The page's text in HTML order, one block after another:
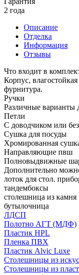
2 года
Описание
Отделка
Информация
Отзывы
Что входит в
Корпус,
фурнитура.
Ручки
Различные варианты
Петли
С доводчиком или
Сушка для посуды
Хромированная
Направляющие пвш
Полновыдвижные
Дополнительно
лоток для стол.
тандембоксы
столешница из камня
бутылочница
ЛДСП
Полотно АГТ (МДФ)
Пластик HPL
Пленка ПВХ
Пластик Alvic Luxe
Столешницы из
Столешницы из